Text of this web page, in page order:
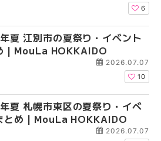
13
夏 札幌市手稲区の夏祭り・イ
まとめ | MouLa HOKKAIDO
2026.07.07
10
夏 札幌市清田区の夏祭り・イ
まとめ | MouLa HOKKAIDO
2026.07.07
2026年夏 札幌市中央
ベントまとめ |
2026年夏 札幌市手稲
ベントまとめ |
2026年夏 札幌市豊平
ベントまとめ |
2026年夏 札幌市東区
ントまとめ | MouLa